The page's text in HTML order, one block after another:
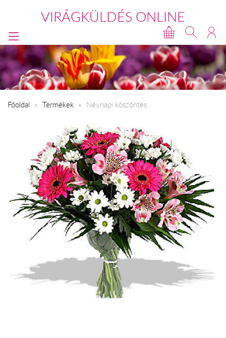
VIRÁGKÜLDÉS ONLINE
Főoldal Termékek Névnapi köszöntés